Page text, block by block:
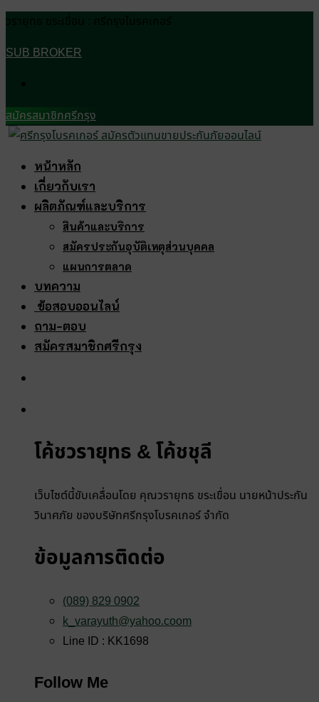
SUB BROKER
สมัครสมาชิกศรีกรุง
หน้าหลัก
เกี่ยวกับเรา
ผลิตภัณฑ์และบริการ
สินค้าและบริการ
สมัครประกันอุบัติเหตุส่วนบุคคล
แผนการตลาด
บทความ
ข้อสอบออนไลน์
ถาม-ตอบ
สมัครสมาชิกศรีกรุง
โค้ชวรายุทธ & โค้ชชุลี
เว็บไซต์นี้ขับเคลื่อนโดย คุณวรายุทธ ขระเขื่อน นายหน้าประกัน
วินาศภัย ของบริษัทศรีกรุงโบรคเกอร์ จำกัด
ข้อมูลการติดต่อ
(089) 829 0902
k_varayuth@yahoo.coom
Line ID : KK1698
Follow Me